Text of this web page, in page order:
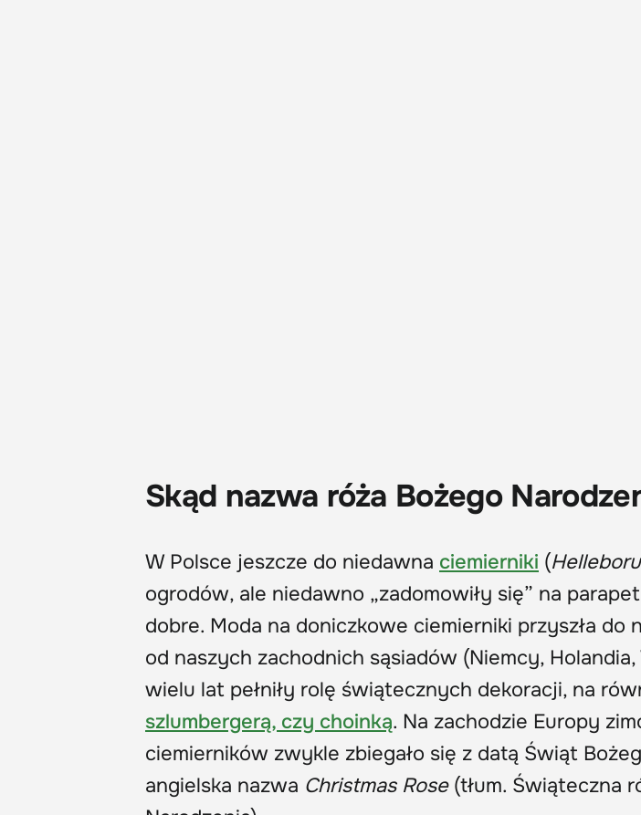
Skąd nazwa róża Bożego
W Polsce jeszcze do niedawna ciemierniki (
ogrodów, ale niedawno „zadomowiły się” na
dobre. Moda na doniczkowe ciemierniki przyszła do
od naszych zachodnich sąsiadów (Niemcy,
wielu lat pełniły rolę świątecznych dekoracji, na
szlumbergerą, czy choinką. Na zachodzie Europy
ciemierników zwykle zbiegało się z datą Świąt
angielska nazwa Christmas Rose(tłum. Świąteczna